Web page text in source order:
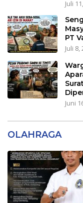
Juli
PT
Juli 8,
Juni
OLAHRAGA